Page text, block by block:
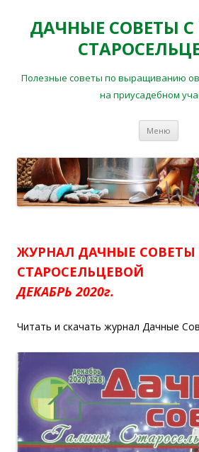
ДАЧНЫЕ СОВЕТЫ
Полезные советы по выращиванию
на приусадебном
Меню
ЖУРНАЛ ДАЧНЫЕ
СТАРОСЕЛЬЦЕВОЙ
ДЕКАБРЬ 2020г.
Читать и скачать журнал Дачные